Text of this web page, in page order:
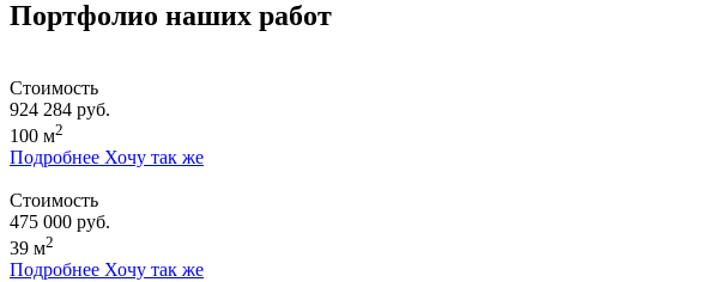
Портфолио наших работ
Стоимость
924 284 руб.
100 м2
Подробнее Хочу так же
Стоимость
475 000 руб.
39 м2
Подробнее Хочу так же